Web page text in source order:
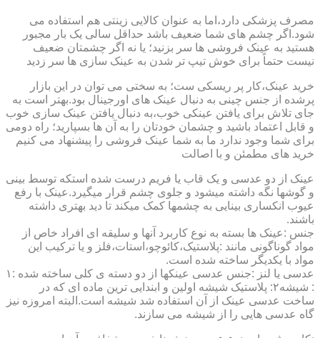
مصرف پزشکی دارد،اما به عنوان کالایی زینتی هم استفاده می
شود.اگر چشم های شما ضعیف باشد حداقل سالی یک بار مجبور
هستید به عینک فروشی ها سر بزنید؛ یا نه اگر چشمتان ضعیف
نیست حتماً برای خوش تیپ تر شدن به عینک سازی ها سر زدید
خرید عینک،کار پر ریسکی ست؛ به سختی می توان در این بازار
پرشده از جنس چینی به دنبال عینک های اورجینال بود.بهتر است به
جای تلاش برای یافتن عینکی خوب،به دنبال یافتن عینک سازی خوب
و قابل اعتماد باشید و چشمان خودتان را به آن ها بسپارید؛ راه دومی
برای شما وجود ندارد ما به شما عینک فروشی را پیشنهاد می کنیم
خرید های مطمئن و با اصالت
عینک از دو عدسی و یک قاب یا فریم درست شده استکه توسط بینی
و گوشها نگه داشته میشود و جلوی چشم قرار میگیرد.عینک با رفع
عیوب انکساری بینایی به چشمها کمک میکند تا دید بهتری داشته
باشند.
جنس :عینک ها بسته به نوع کاربرد آنها و سلیقه ای افراد خاص از
مواد گوناگونی مانند :پلاستیک،کائوچو،استات،فلز و یا ترکیب این
مواد با یکدیگر ساخته شده است.
عدسی یا لنز :جنس عدسی عینکها از دو دسته ی کلی ساخته شده :۱
: شیشه۲: پلاستیک شیشه اولین و ابندایی ترین ماده ای که در
ساخت عدسی عینک از آن استفاده شد شیشه است.البته امروزه نیز
گاه عدسی هایی را از شیشه می سازند.